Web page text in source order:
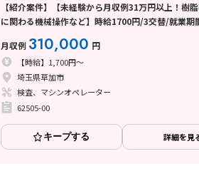
【紹介案件】【未経験から月収例31万円以上！樹
に関わる機械操作など】時給1700円/3交替/就業期
修あり◎
月収例 310,000 円
【時給】1,700円～
埼玉県草加市
検査、マシンオペレーター
62505-00
キープする 詳細を見